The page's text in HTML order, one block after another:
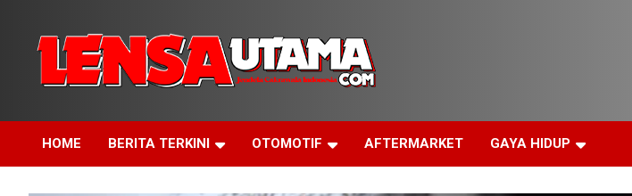
content
LensaUtama
HOME BERITA TERKINI OTOMOTIF AFTERMARKET GAYA HIDUP